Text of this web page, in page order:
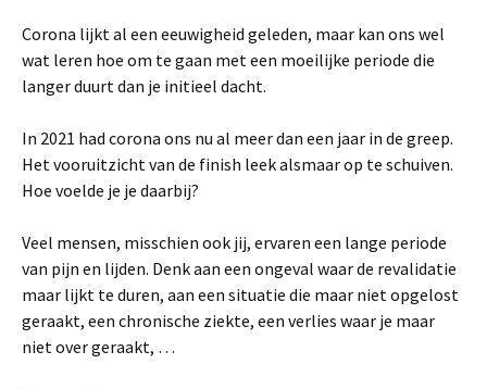
Corona lijkt al een eeuwigheid geleden, maar kan ons wel
wat leren hoe om te gaan met een moeilijke periode die
langer duurt dan je initieel dacht.
In 2021 had corona ons nu al meer dan een jaar in de greep.
Het vooruitzicht van de finish leek alsmaar op te schuiven.
Hoe voelde je je daarbij?
Veel mensen, misschien ook jij, ervaren een lange periode
van pijn en lijden. Denk aan een ongeval waar de revalidatie
maar lijkt te duren, aan een situatie die maar niet opgelost
geraakt, een chronische ziekte, een verlies waar je maar
niet over geraakt, …